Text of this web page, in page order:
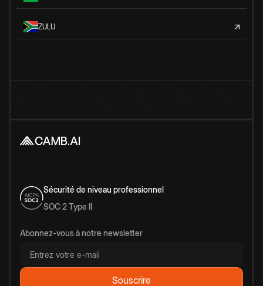
ZULU
Sécurité de niveau professionnel
SOC 2 Type II
Abonnez-vous à notre newsletter